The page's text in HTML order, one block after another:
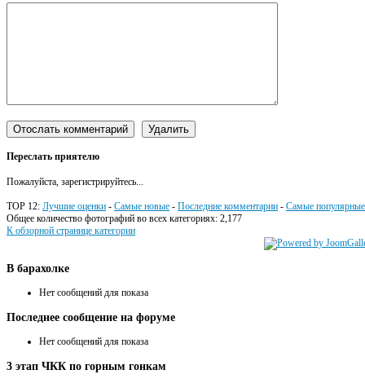
Переслать приятелю
Пожалуйста, зарегистрируйтесь...
TOP 12: Лучшие оценки - Самые новые - Последние комментарии - Самые популярные
Общее количество фотографий во всех категориях: 2,177
К обзорной странице категории
В барахолке
Нет сообщений для показа
Последнее сообщение на форуме
Нет сообщений для показа
3 этап ЧКК по горным гонкам